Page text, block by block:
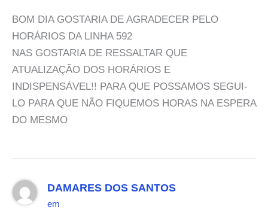
BOM DIA GOSTARIA DE AGRADECER PELO
HORÁRIOS DA LINHA 592
NAS GOSTARIA DE RESSALTAR QUE
ATUALIZAÇÃO DOS HORÁRIOS E
INDISPENSÁVEL!! PARA QUE POSSAMOS SEGUI-
LO PARA QUE NÃO FIQUEMOS HORAS NA ESPERA
DO MESMO
DAMARES DOS SANTOS
em